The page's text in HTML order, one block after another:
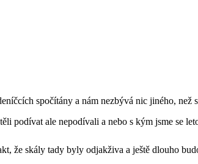
spočítány a nám nezbývá nic jiného, než
podívat ale nepodívali a nebo s kým jsme se
že skály tady byly odjakživa a ještě dlouho